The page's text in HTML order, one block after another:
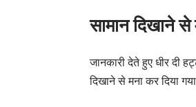
सामान दिखाने से
जानकारी देते हुए धीर दी
दिखाने से मना कर दिया